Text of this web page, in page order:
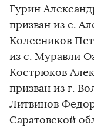
Гурин
призван из с.
Колесников
из с. Муравли
Кострюков
призван из г.
Литвинов
Саратовской